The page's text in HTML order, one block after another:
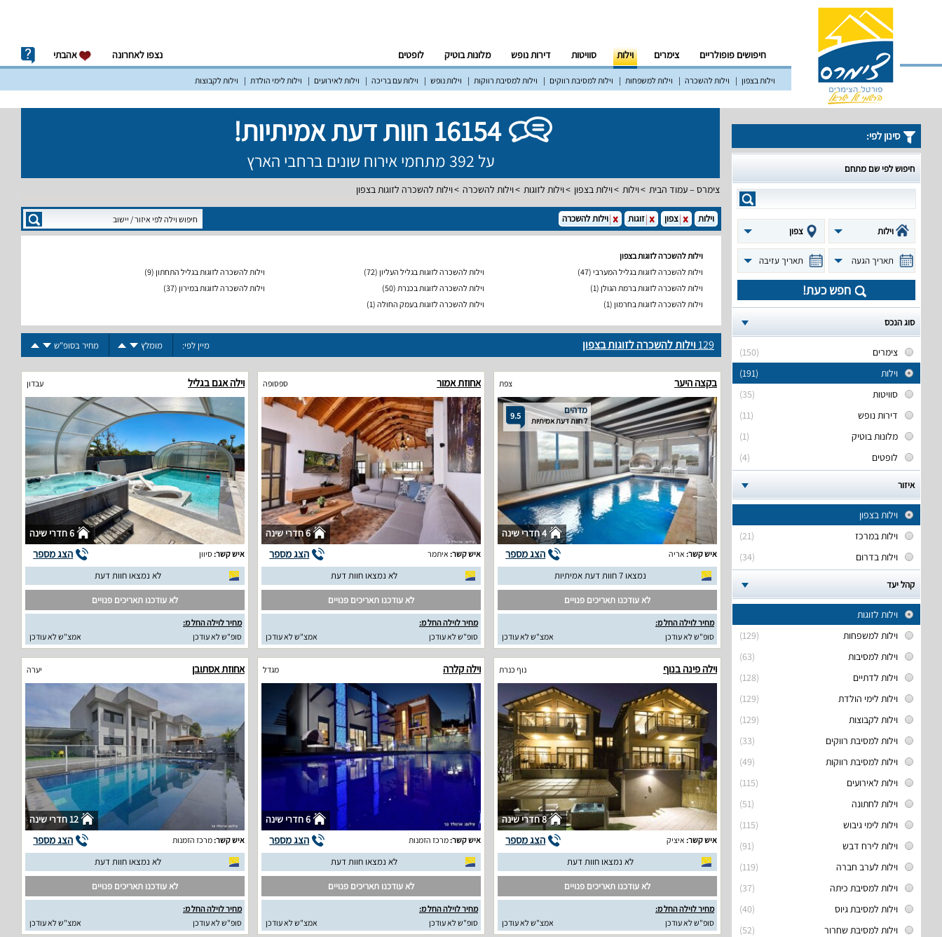
חיפושים פופולריים צימרים וילות סוויטות דירות נופש מלונות בוטיק לופטים נצפו לאחרונה אהבתי
וילות בצפון וילות להשכרה וילות למשפחות וילות למסיבת רווקים וילות למסיבת רווקות וילות נופש וילות עם בריכה וילות לאירועים וילות לימי הולדת וילות לקבוצות
16154 חוות דעת אמיתיות!
על 392 מתחמי אירוח שונים ברחבי הארץ
צימרס – עמוד הבית וילות וילות בצפון וילות לזוגות וילות להשכרה וילות להשכרה לזוגות בצפון
סינון לפי:
חיפוש לפי שם מתחם
וילות צפון
תאריך הגעה תאריך עזיבה
חפש כעת!
סוג הנכס
(150)
צימרים
(191)
וילות
(35)
סוויטות
(11)
דירות נופש
(1)
מלונות בוטיק
(4)
לופטים
איזור
וילות בצפון
(21)
וילות במרכז
(34)
וילות בדרום
קהל יעד
וילות לזוגות
(129)
וילות למשפחות
(63)
וילות למסיבות
(128)
וילות לדתיים
(129)
וילות לימי הולדת
(129)
וילות לקבוצות
(33)
וילות למסיבת רווקים
(49)
וילות למסיבת רווקות
(115)
וילות לאירועים
(51)
וילות לחתונה
(115)
וילות לימי גיבוש
(91)
וילות לירח דבש
(119)
וילות לערב חברה
(37)
וילות למסיבת כיתה
(40)
וילות למסיבת גיוס
(52)
וילות למסיבת שחרור
וילות צפון זוגות וילות להשכרה
וילות להשכרה לזוגות בצפון
וילות להשכרה לזוגות בגליל המערבי (47) וילות להשכרה לזוגות בגליל העליון (72) וילות להשכרה לזוגות בגליל התחתון (9)
וילות להשכרה לזוגות ברמת הגולן (1) וילות להשכרה לזוגות בכנרת (50) וילות להשכרה לזוגות במירון (37)
וילות להשכרה לזוגות בחרמון (1) וילות להשכרה לזוגות בעמק החולה (1)
129וילות להשכרה לזוגות בצפון מיין לפי: מומלץ מחיר בסופ"ש
בקצה היער צפת
9.5 מדהים
7 חוות דעת אמיתיות
4 חדרי שינה
איש קשר: אריה הצג מספר
נמצאו 7 חוות דעת אמיתיות
לא עודכנו תאריכים פנויים
מחיר לוילה החל מ:
סופ"ש לא עודכן
אמצ"ש לא עודכן
אחוזת אמור ספסופה
6 חדרי שינה
איש קשר: איתמר הצג מספר
לא נמצאו חוות דעת
לא עודכנו תאריכים פנויים
מחיר לוילה החל מ:
סופ"ש לא עודכן
אמצ"ש לא עודכן
וילה אגם בגליל עבדון
6 חדרי שינה
איש קשר:סיוון הצג מספר
לא נמצאו חוות דעת
לא עודכנו תאריכים פנויים
מחיר לוילה החל מ:
סופ"ש לא עודכן
אמצ"ש לא עודכן
וילה פינה בנוף נוף כנרת
8 חדרי שינה
איש קשר: איציק הצג מספר
לא נמצאו חוות דעת
לא עודכנו תאריכים פנויים
מחיר לוילה החל מ:
סופ"ש לא עודכן
אמצ"ש לא עודכן
וילה קלרה מגדל
6 חדרי שינה
איש קשר:מרכז הזמנות הצג מספר
לא נמצאו חוות דעת
לא עודכנו תאריכים פנויים
מחיר לוילה החל מ:
סופ"ש לא עודכן
אמצ"ש לא עודכן
אחוזת אסתובן יערה
12 חדרי שינה
איש קשר:מרכז הזמנות הצג מספר
לא נמצאו חוות דעת
לא עודכנו תאריכים פנויים
מחיר לוילה החל מ:
סופ"ש לא עודכן
אמצ"ש לא עודכן